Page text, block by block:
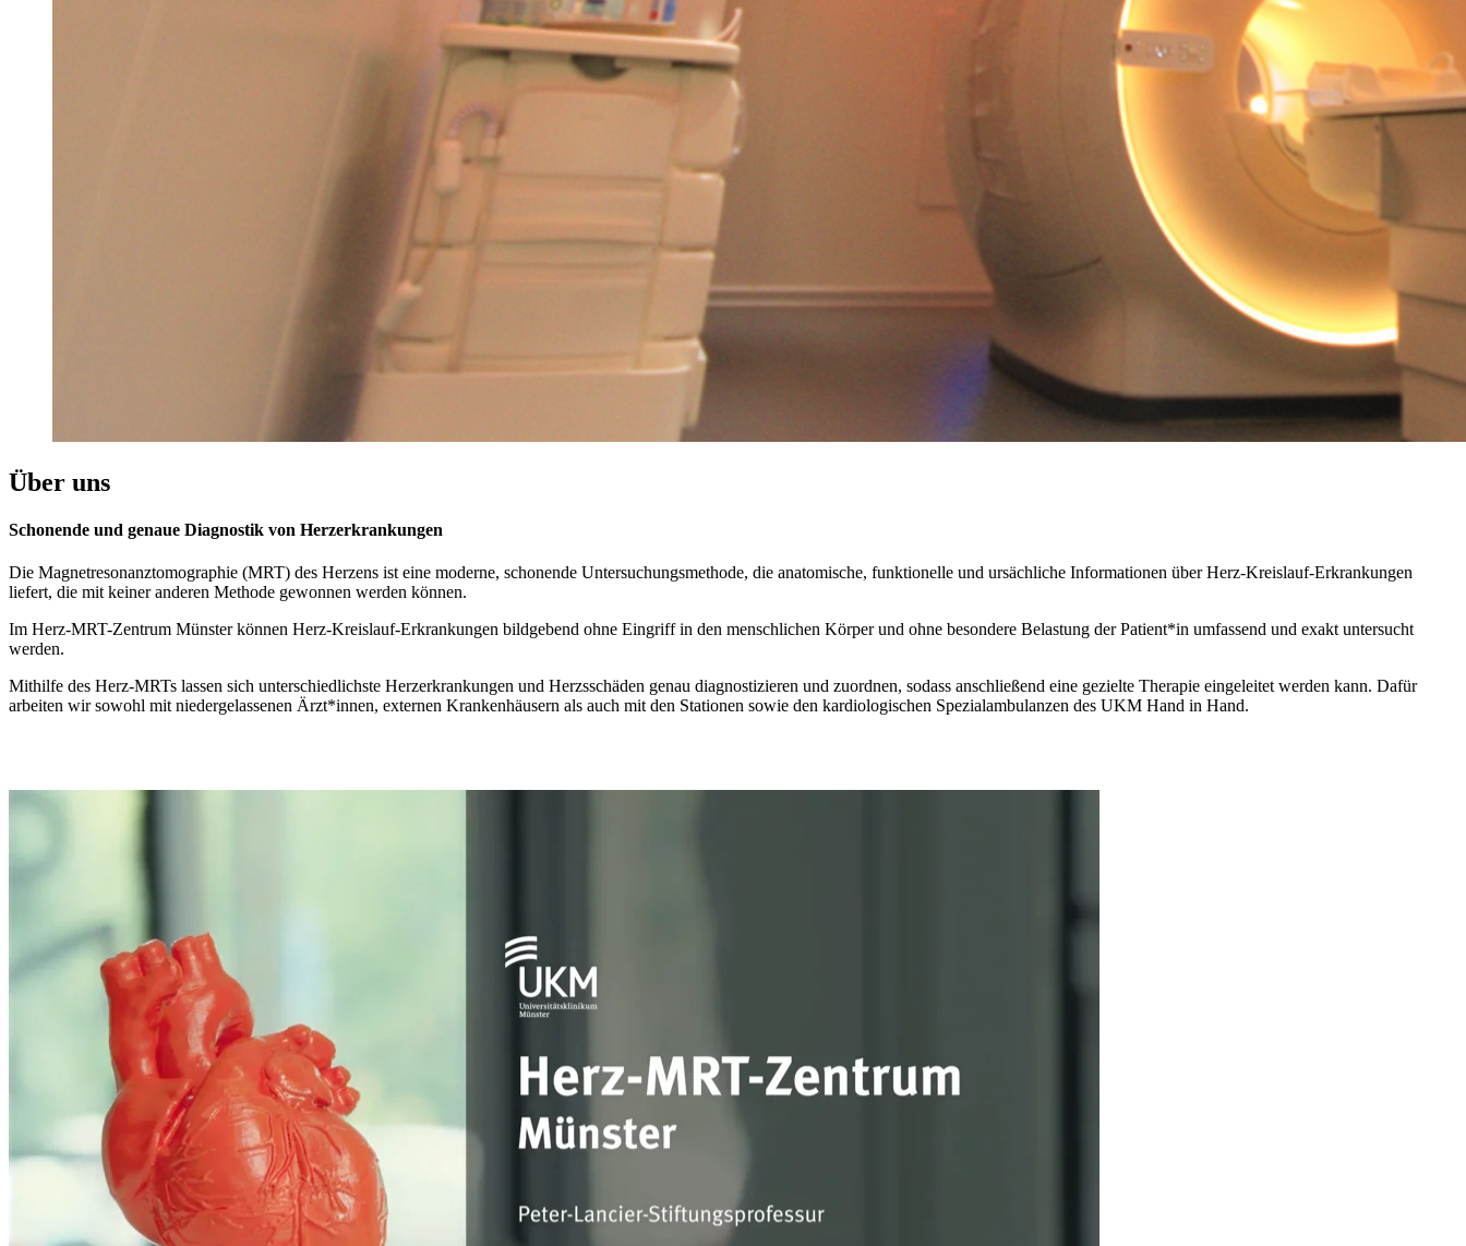
Über uns
Schonende und genaue Diagnostik von Herzerkrankungen
Die Magnetresonanztomographie (MRT) des Herzens ist eine moderne, schonende Untersuchungsmethode, die anatomische, funktionelle und ursächliche Informationen über Herz-Kreislauf-Erkrankungen
liefert, die mit keiner anderen Methode gewonnen werden können.
Im Herz-MRT-Zentrum Münster können Herz-Kreislauf-Erkrankungen bildgebend ohne Eingriff in den menschlichen Körper und ohne besondere Belastung der Patient*in umfassend und exakt untersucht
werden.
Mithilfe des Herz-MRTs lassen sich unterschiedlichste Herzerkrankungen und Herzsschäden genau diagnostizieren und zuordnen, sodass anschließend eine gezielte Therapie eingeleitet werden kann. Dafür
arbeiten wir sowohl mit niedergelassenen Ärzt*innen, externen Krankenhäusern als auch mit den Stationen sowie den kardiologischen Spezialambulanzen des UKM Hand in Hand.